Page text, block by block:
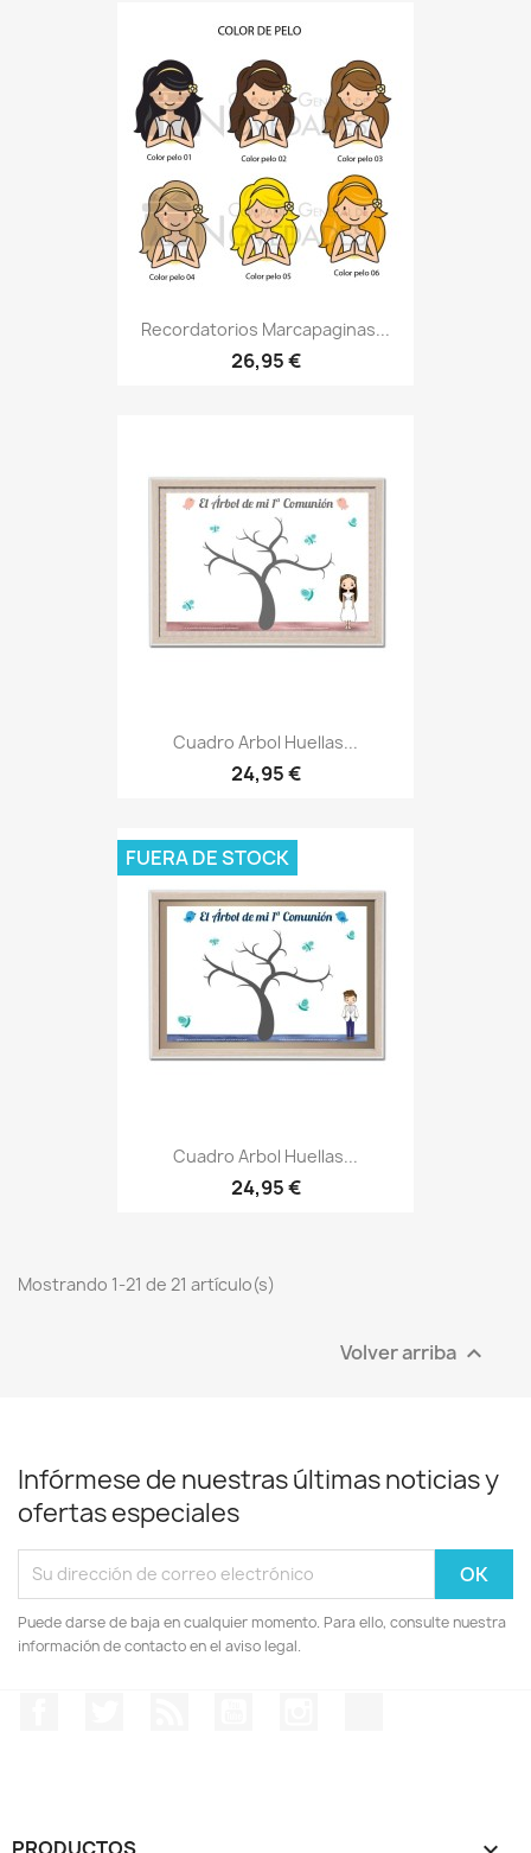
Recordatorios Marcapaginas...
26,95 €
Cuadro Arbol Huellas...
24,95 €
Cuadro Arbol Huellas...
24,95 €
FUERA DE STOCK
Mostrando 1-21 de 21 artículo(s)
Volver arriba 
Infórmese de nuestras últimas noticias y
ofertas especiales
Puede darse de baja en cualquier momento. Para ello, consulte nuestra
información de contacto en el aviso legal.